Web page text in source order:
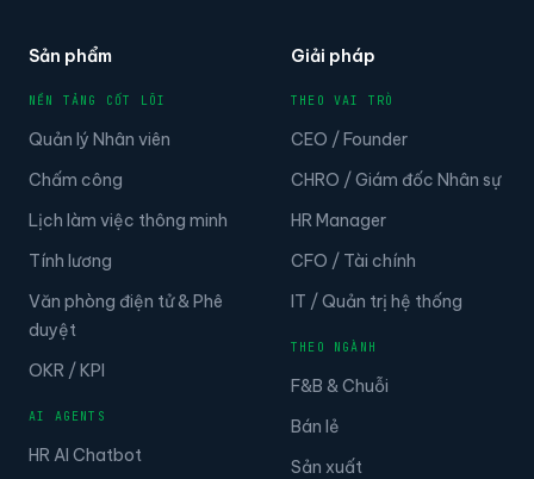
Sản phẩm
NỀN TẢNG CỐT LÕI
Quản lý Nhân viên
Chấm công
Lịch làm việc thông minh
Tính lương
Văn phòng điện tử & Phê
duyệt
OKR / KPI
AI AGENTS
HR AI Chatbot
Giải pháp
THEO VAI TRÒ
CEO / Founder
CHRO / Giám đốc Nhân sự
HR Manager
CFO / Tài chính
IT / Quản trị hệ thống
THEO NGÀNH
F&B & Chuỗi
Bán lẻ
Sản xuất